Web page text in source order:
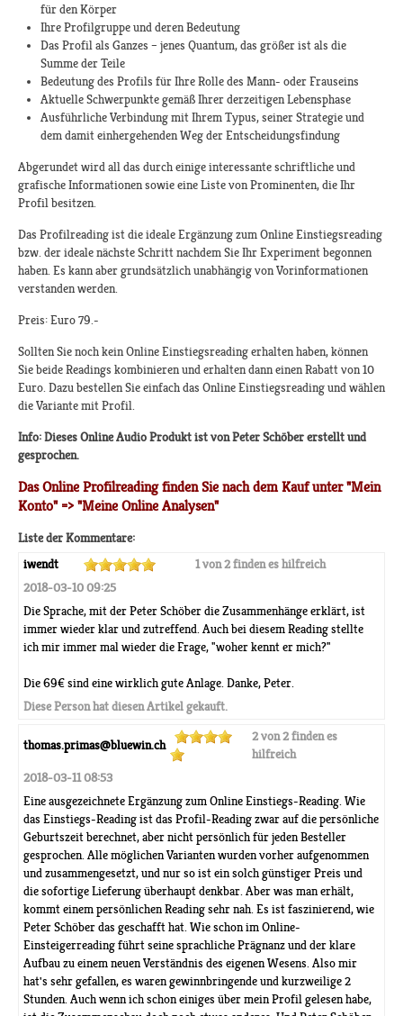
für den Körper
Ihre Profilgruppe und deren Bedeutung
Das Profil als Ganzes – jenes Quantum, das größer ist als die
Summe der Teile
Bedeutung des Profils für Ihre Rolle des Mann- oder Frauseins
Aktuelle Schwerpunkte gemäß Ihrer derzeitigen Lebensphase
Ausführliche Verbindung mit Ihrem Typus, seiner Strategie und
dem damit einhergehenden Weg der Entscheidungsfindung
Abgerundet wird all das durch einige interessante schriftliche und
grafische Informationen sowie eine Liste von Prominenten, die Ihr
Profil besitzen.
Das Profilreading ist die ideale Ergänzung zum Online Einstiegsreading
bzw. der ideale nächste Schritt nachdem Sie Ihr Experiment begonnen
haben. Es kann aber grundsätzlich unabhängig von Vorinformationen
verstanden werden.
Preis: Euro 79.-
Sollten Sie noch kein Online Einstiegsreading erhalten haben, können
Sie beide Readings kombinieren und erhalten dann einen Rabatt von 10
Euro. Dazu bestellen Sie einfach das Online Einstiegsreading und wählen
die Variante mit Profil.
Info: Dieses Online Audio Produkt ist von Peter Schöber erstellt und
gesprochen.
Das Online Profilreading finden Sie nach dem Kauf unter "Mein
Konto" => "Meine Online Analysen"
Liste der Kommentare:
iwendt
1 von 2 finden es hilfreich
2018-03-10 09:25
Die Sprache, mit der Peter Schöber die Zusammenhänge erklärt, ist
immer wieder klar und zutreffend. Auch bei diesem Reading stellte
ich mir immer mal wieder die Frage, "woher kennt er mich?"
Die 69€ sind eine wirklich gute Anlage. Danke, Peter.
Diese Person hat diesen Artikel gekauft.
thomas.primas@bluewin.ch
2 von 2 finden es
hilfreich
2018-03-11 08:53
Eine ausgezeichnete Ergänzung zum Online Einstiegs-Reading. Wie
das Einstiegs-Reading ist das Profil-Reading zwar auf die persönliche
Geburtszeit berechnet, aber nicht persönlich für jeden Besteller
gesprochen. Alle möglichen Varianten wurden vorher aufgenommen
und zusammengesetzt, und nur so ist ein solch günstiger Preis und
die sofortige Lieferung überhaupt denkbar. Aber was man erhält,
kommt einem persönlichen Reading sehr nah. Es ist faszinierend, wie
Peter Schöber das geschafft hat. Wie schon im Online-
Einsteigerreading führt seine sprachliche Prägnanz und der klare
Aufbau zu einem neuen Verständnis des eigenen Wesens. Also mir
hat's sehr gefallen, es waren gewinnbringende und kurzweilige 2
Stunden. Auch wenn ich schon einiges über mein Profil gelesen habe,